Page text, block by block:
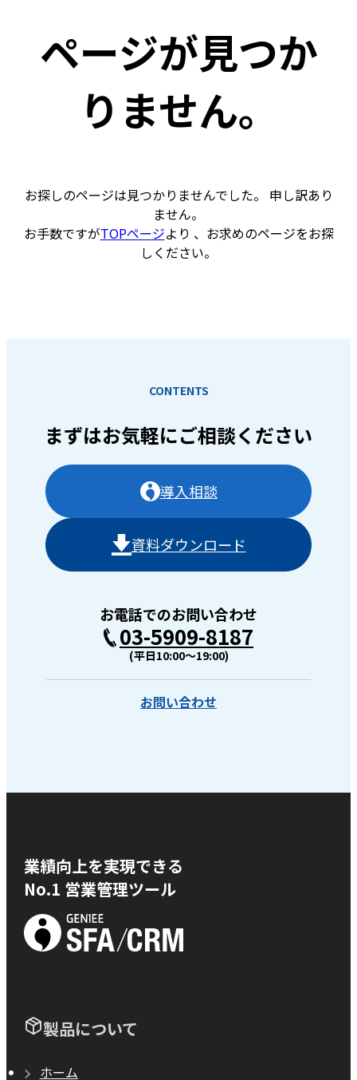
ページが見つか
りません。
お探しのページは見つかりませんでした。 申し訳あり
ません。
お手数ですがTOPページより 、お求めのページをお探
しください。
CONTENTS
まずはお気軽にご相談ください
導入相談
資料ダウンロード
お電話でのお問い合わせ
03-5909-8187
(平日10:00〜19:00)
お問い合わせ
業績向上を実現できる
No.1 営業管理ツール
製品について
ホーム